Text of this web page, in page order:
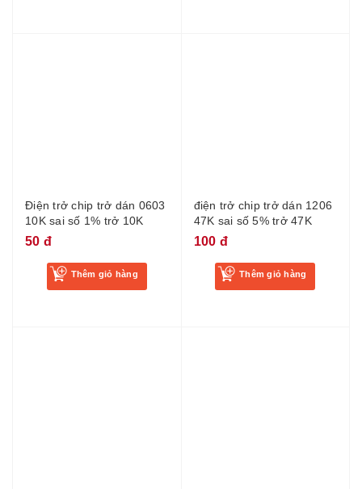
Điện trở chip trở dán 0603
10K sai số 1% trở 10K
50 đ
Thêm giỏ hàng
điện trở chip trở dán 1206
47K sai số 5% trở 47K
100 đ
Thêm giỏ hàng